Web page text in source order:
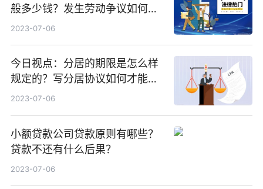
般多少钱？发生劳动争议如何算
工资？
2023-07-06
今日视点：分居的期限是怎么样
规定的？写分居协议如何才能有
效？
2023-07-06
小额贷款公司贷款原则有哪些？
贷款不还有什么后果？
2023-07-06